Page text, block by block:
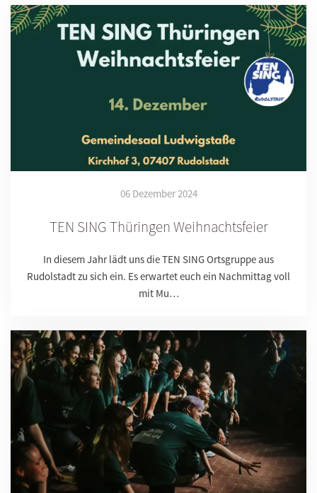
06 Dezember 2024
TEN SING Thüringen Weihnachtsfeier
In diesem Jahr lädt uns die TEN SING Ortsgruppe aus
Rudolstadt zu sich ein. Es erwartet euch ein Nachmittag voll
mit Mu…